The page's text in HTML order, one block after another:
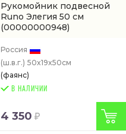
Рукомойник подвесной
Runo Элегия 50 см
(00000000948)
Россия
(ш.в.г.) 50x19x50см
(фаянс)
В НАЛИЧИИ
4 350